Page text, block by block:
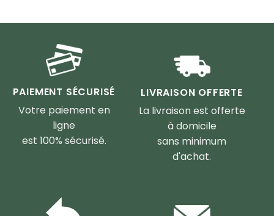
PAIEMENT SÉCURISÉ
Votre paiement en
ligne
est 100% sécurisé.
LIVRAISON OFFERTE
La livraison est offerte
à domicile
sans minimum
d'achat.